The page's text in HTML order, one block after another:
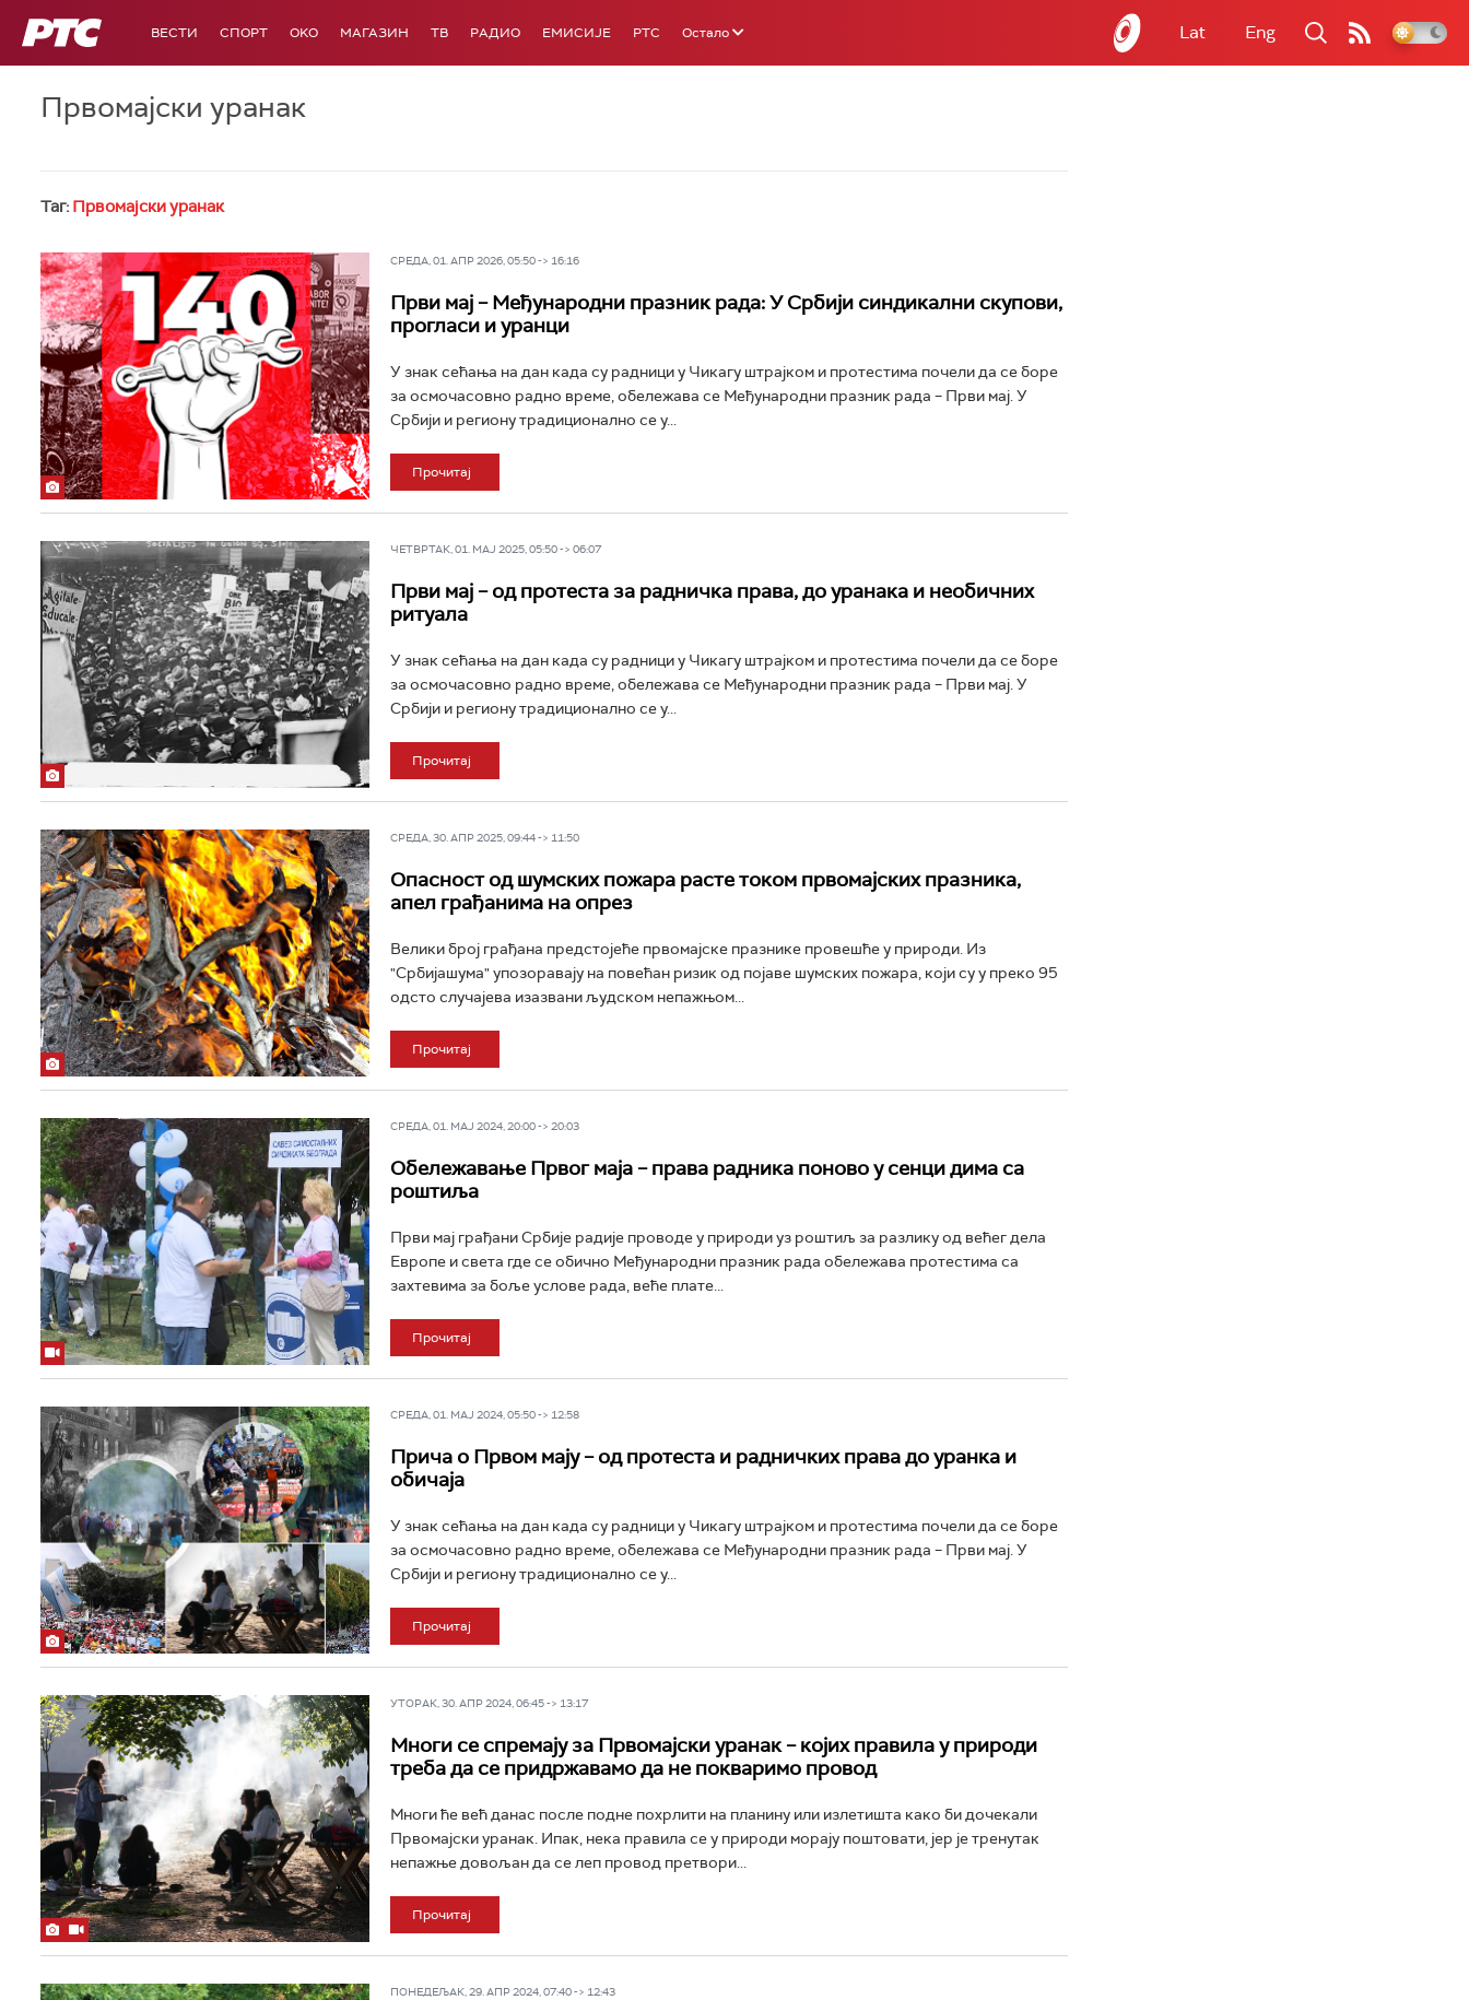
РТС ВЕСТИ СПОРТ OKO МАГАЗИН ТВ РАДИО ЕМИСИЈЕ РТС Остало Lat Eng
Првомајски уранак
Таг: Првомајски уранак
СРЕДА, 01. АПР 2026, 05:50 -> 16:16
Први мај – Међународни празник рада: У Србији синдикални скупови,
прогласи и уранци
У знак сећања на дан када су радници у Чикагу штрајком и протестима почели да се боре
за осмочасовно радно време, обележава се Међународни празник рада – Први мај. У
Србији и региону традиционално се у...
Прочитај
ЧЕТВРТАК, 01. МАЈ 2025, 05:50 -> 06:07
Први мај – од протеста за радничка права, до уранака и необичних
ритуала
У знак сећања на дан када су радници у Чикагу штрајком и протестима почели да се боре
за осмочасовно радно време, обележава се Међународни празник рада – Први мај. У
Србији и региону традиционално се у...
Прочитај
СРЕДА, 30. АПР 2025, 09:44 -> 11:50
Опасност од шумских пожара расте током првомајских празника,
апел грађанима на опрез
Велики број грађана предстојеће првомајске празнике провешће у природи. Из
"Србијашума" упозоравају на повећан ризик од појаве шумских пожара, који су у преко 95
одсто случајева изазвани људском непажњом...
Прочитај
СРЕДА, 01. МАЈ 2024, 20:00 -> 20:03
Обележавање Првог маја – права радника поново у сенци дима са
роштиља
Први мај грађани Србије радије проводе у природи уз роштиљ за разлику од већег дела
Европе и света где се обично Међународни празник рада обележава протестима са
захтевима за боље услове рада, веће плате...
Прочитај
СРЕДА, 01. МАЈ 2024, 05:50 -> 12:58
Прича о Првом мају – од протеста и радничких права до уранка и
обичаја
У знак сећања на дан када су радници у Чикагу штрајком и протестима почели да се боре
за осмочасовно радно време, обележава се Међународни празник рада – Први мај. У
Србији и региону традиционално се у...
Прочитај
УТОРАК, 30. АПР 2024, 06:45 -> 13:17
Многи се спремају за Првомајски уранак – којих правила у природи
треба да се придржавамо да не покваримо провод
Многи ће већ данас после подне похрлити на планину или излетишта како би дочекали
Првомајски уранак. Ипак, нека правила се у природи морају поштовати, јер је тренутак
непажње довољан да се леп провод претвори...
Прочитај
ПОНЕДЕЉАК, 29. АПР 2024, 07:40 -> 12:43